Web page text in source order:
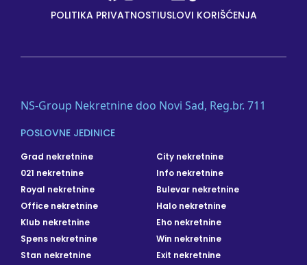
POLITIKA PRIVATNOSTIUSLOVI KORIŠĆENJA
NS-Group Nekretnine doo Novi Sad, Reg.br. 711
POSLOVNE JEDINICE
Grad nekretnine
City nekretnine
021 nekretnine
Info nekretnine
Royal nekretnine
Bulevar nekretnine
Office nekretnine
Halo nekretnine
Klub nekretnine
Eho nekretnine
Spens nekretnine
Win nekretnine
Stan nekretnine
Exit nekretnine